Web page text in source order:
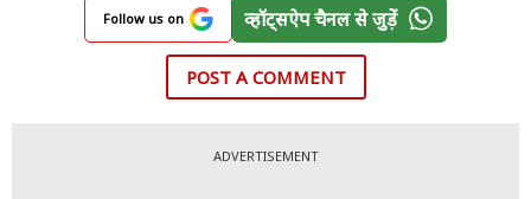
Follow us on व्हॉट्सऐप चैनल से जुड़ें
POST A COMMENT
ADVERTISEMENT